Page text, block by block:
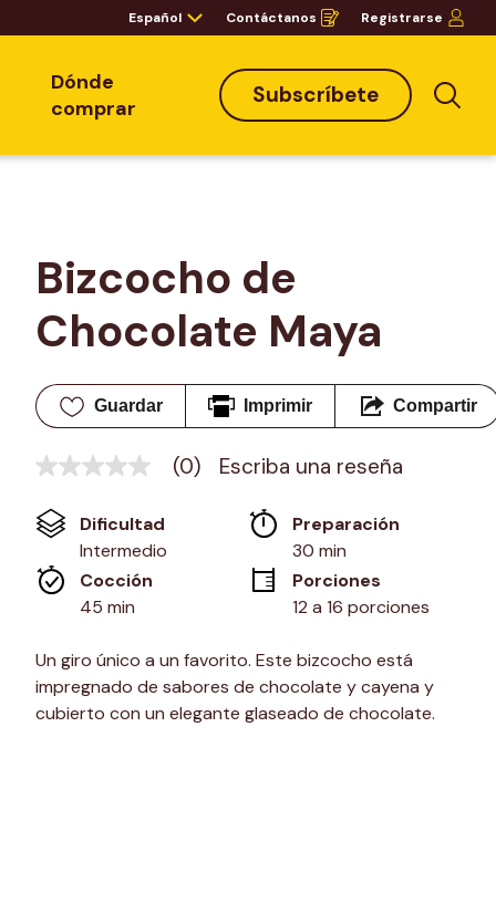
Español Contáctanos
Opens
in
window
Registrarse
Dónde
comprar
Subscríbete
Bizcocho de
Chocolate Maya
Guardar Imprimir Compartir
Sin
Enlace
en
misma
página.
(0) Escriba una reseña
Dificultad
Intermedio
Preparación
30 min
Cocción
45 min
Porciones
12 a 16 porciones
Un giro único a un favorito. Este bizcocho está
impregnado de sabores de chocolate y cayena y
cubierto con un elegante glaseado de chocolate.